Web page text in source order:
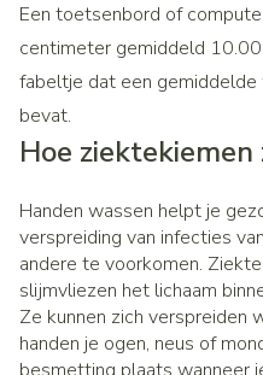
Een toetsenbord of
centimeter gemiddeld
fabeltje dat een
bevat.
Hoe
Handen wassen helpt je
verspreiding van infecties
andere te voorkomen.
slijmvliezen het lichaam
Ze kunnen zich verspreiden
handen je ogen, neus of